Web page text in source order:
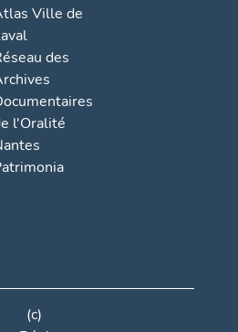
Ville de
des
l'Oralité
(c)